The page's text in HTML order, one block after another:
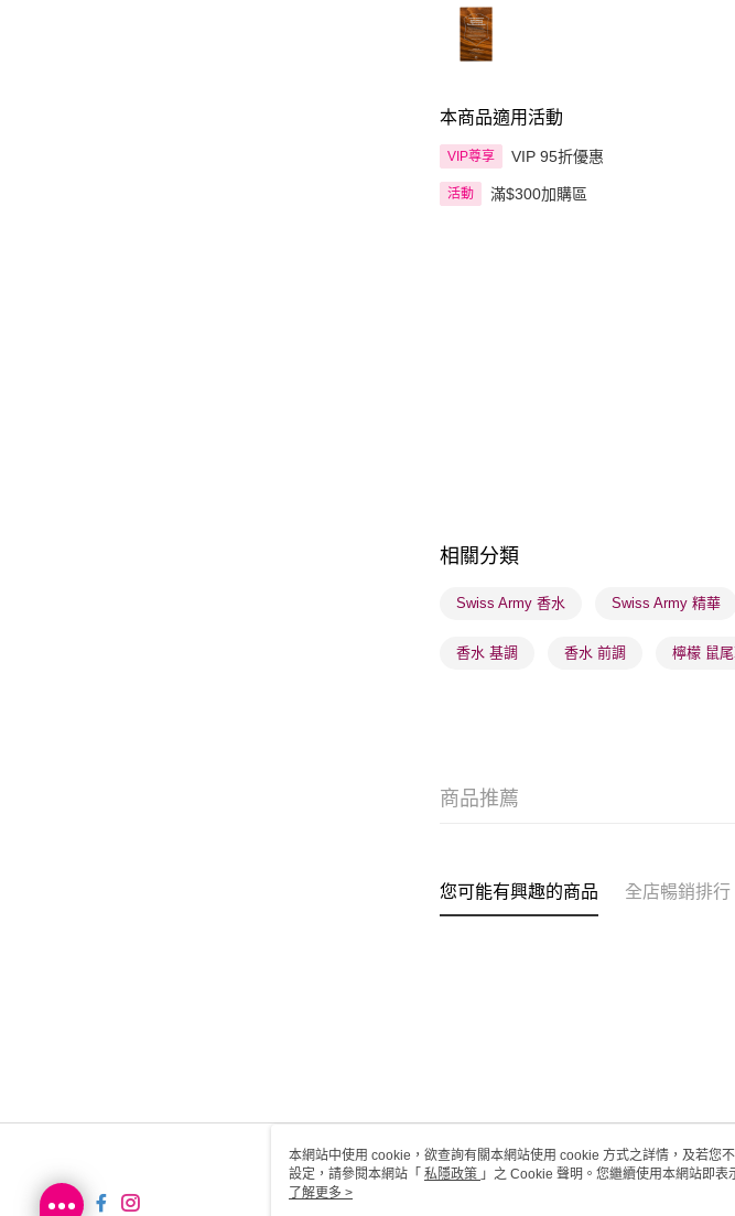
本商品適用活動
VIP尊享 VIP 95折優惠
活動 滿$300加購區
相關分類
Swiss Army 香水 Swiss Army 精華
香水 基調 香水 前調 檸檬 鼠
商品推薦
您可能有興趣的商品 全店暢銷排行
關於我們
本網站中使用 cookie，欲查詢有關本網站使用 cookie 方式之詳情，及若您
設定，請參閱本網站「 私隱政策 」之 Cookie 聲明。您繼續使用本網站即
用 cookie。
了解更多 >